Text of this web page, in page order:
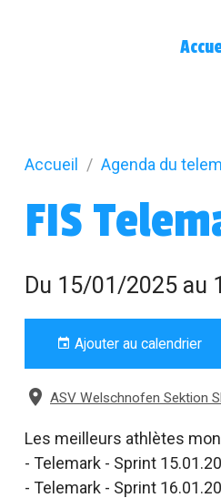
Accueil Agenda du
FIS
Du 15/01/2025 au
Ajouter au calendrier
ASV Welschnofen Sektion
Les meilleurs athlètes
- Telemark - Sprint
- Telemark - Sprint